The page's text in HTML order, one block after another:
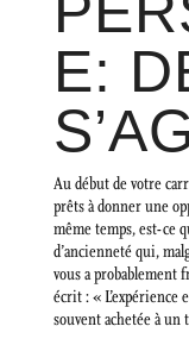
E:
Au début de votre
prêts à donner une
même temps, est-ce
d’ancienneté qui,
vous a probablement
écrit : « L’expérience
souvent achetée à